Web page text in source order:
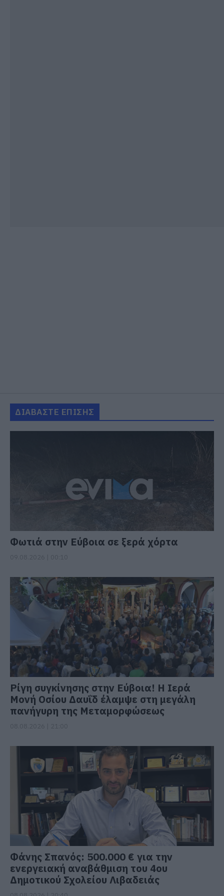
ΔΙΑΒΑΣΤΕ ΕΠΙΣΗΣ
Φωτιά στην Εύβοια σε ξερά χόρτα
Ρίγη συγκίνησης στην Εύβοια! Η Ιερά
Μονή Οσίου Δαυΐδ έλαμψε στη μεγάλη
πανήγυρη της Μεταμορφώσεως
Φάνης Σπανός: 500.000 € για την
ενεργειακή αναβάθμιση του 4ου
Δημοτικού Σχολείου Λιβαδειάς